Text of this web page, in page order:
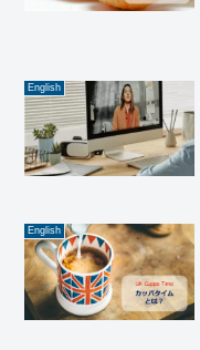
English
English